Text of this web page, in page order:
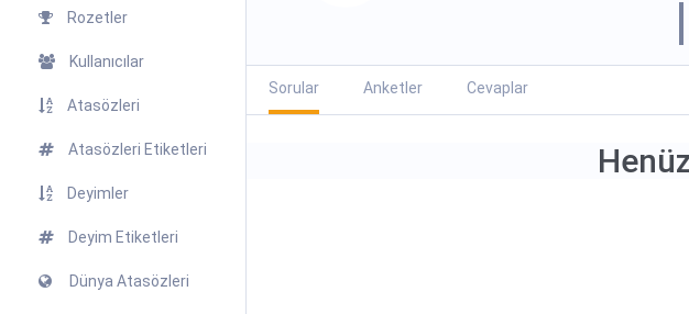
Rozetler
Kullanıcılar
Atasözleri
Atasözleri Etiketleri
Deyimler
Deyim Etiketleri
Dünya Atasözleri
Sorular Anketler Cevaplar